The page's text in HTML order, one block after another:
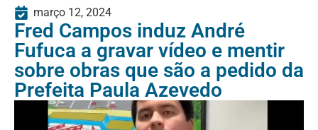
março 12, 2024
Fred Campos induz André
Fufuca a gravar vídeo e mentir
sobre obras que são a pedido da
Prefeita Paula Azevedo